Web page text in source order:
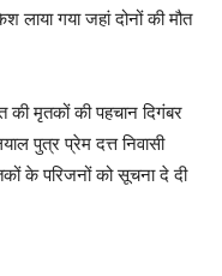
लाया गया जहां दोनों की मौत
मृतकों की पहचान दिगंबर
पुत्र प्रेम दत्त निवासी
के परिजनों को सूचना दे दी